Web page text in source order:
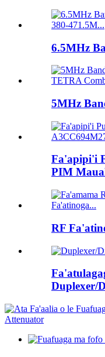
6.5MHz
5MHz
Fa'apipi'i
PIM
RF
Duplexer/